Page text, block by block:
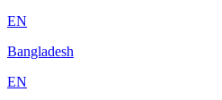
EN
Bangladesh
EN